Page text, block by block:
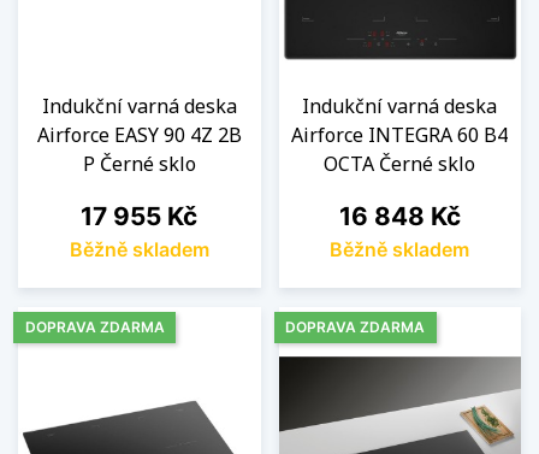
Indukční varná deska
Airforce EASY 90 4Z 2B
P Černé sklo
Cena
17 955 Kč
Běžně skladem
Indukční varná deska
Airforce INTEGRA 60 B4
OCTA Černé sklo
Cena
16 848 Kč
Běžně skladem
DOPRAVA ZDARMA DOPRAVA ZDARMA